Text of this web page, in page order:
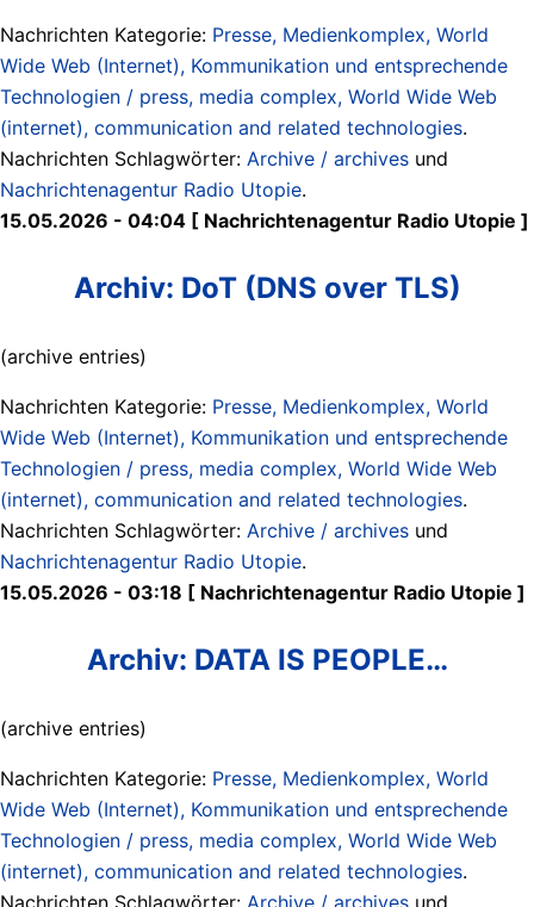
Nachrichten Kategorie: Presse, Medienkomplex, World
Wide Web (Internet), Kommunikation und entsprechende
Technologien / press, media complex, World Wide Web
(internet), communication and related technologies.
Nachrichten Schlagwörter: Archive / archives und
Nachrichtenagentur Radio Utopie.
15.05.2026 - 04:04 [ Nachrichtenagentur Radio Utopie ]
Archiv: DoT (DNS over TLS)
(archive entries)
Nachrichten Kategorie: Presse, Medienkomplex, World
Wide Web (Internet), Kommunikation und entsprechende
Technologien / press, media complex, World Wide Web
(internet), communication and related technologies.
Nachrichten Schlagwörter: Archive / archives und
Nachrichtenagentur Radio Utopie.
15.05.2026 - 03:18 [ Nachrichtenagentur Radio Utopie ]
Archiv: DATA IS PEOPLE…
(archive entries)
Nachrichten Kategorie: Presse, Medienkomplex, World
Wide Web (Internet), Kommunikation und entsprechende
Technologien / press, media complex, World Wide Web
(internet), communication and related technologies.
Nachrichten Schlagwörter: Archive / archives und